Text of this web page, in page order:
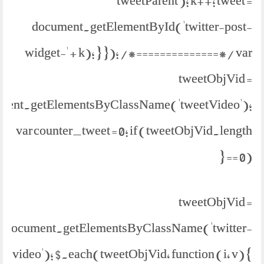
document.getElementById('twitter-post-
widget-' + k); } }); /*==============*/ var
tweetObjVid =
var counter_tweet = 0; if (tweetObjVid.length
== 0) {
tweetObjVid =
document.getElementsByClassName('twitter-
video'); $.each(tweetObjVid, function (i, v) {